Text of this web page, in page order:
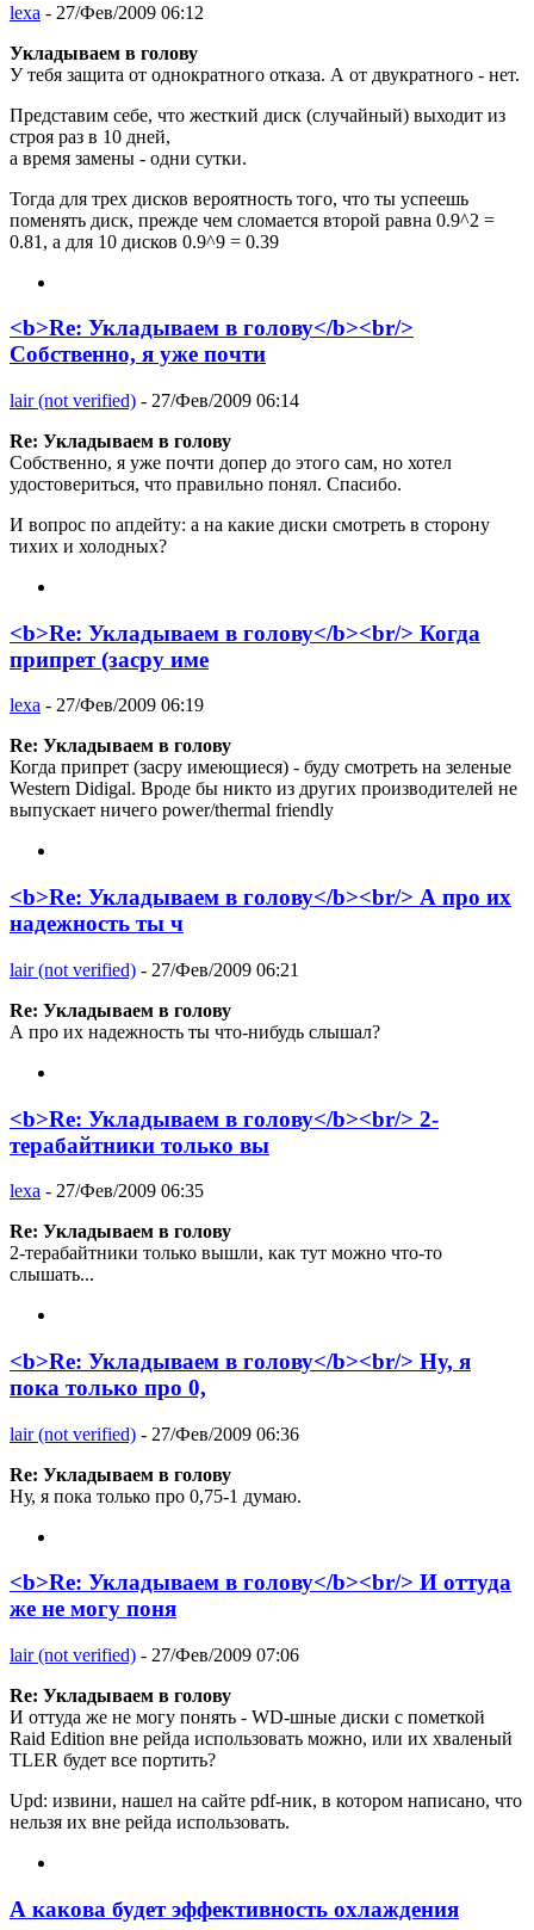
lexa - 27/Фев/2009 06:12
Укладываем в голову
У тебя защита от однократного отказа. А от двукратного - нет.
Представим себе, что жесткий диск (случайный) выходит из
строя раз в 10 дней,
а время замены - одни сутки.
Тогда для трех дисков вероятность того, что ты успеешь
поменять диск, прежде чем сломается второй равна 0.9^2 =
0.81, а для 10 дисков 0.9^9 = 0.39
<b>Re: Укладываем в голову</b><br/>
Собственно, я уже почти
lair (not verified) - 27/Фев/2009 06:14
Re: Укладываем в голову
Собственно, я уже почти допер до этого сам, но хотел
удостовериться, что правильно понял. Спасибо.
И вопрос по апдейту: а на какие диски смотреть в сторону
тихих и холодных?
<b>Re: Укладываем в голову</b><br/> Когда
припрет (засру име
lexa - 27/Фев/2009 06:19
Re: Укладываем в голову
Когда припрет (засру имеющиеся) - буду смотреть на зеленые
Western Didigal. Вроде бы никто из других производителей не
выпускает ничего power/thermal friendly
<b>Re: Укладываем в голову</b><br/> А про их
надежность ты ч
lair (not verified) - 27/Фев/2009 06:21
Re: Укладываем в голову
А про их надежность ты что-нибудь слышал?
<b>Re: Укладываем в голову</b><br/> 2-
терабайтники только вы
lexa - 27/Фев/2009 06:35
Re: Укладываем в голову
2-терабайтники только вышли, как тут можно что-то
слышать...
<b>Re: Укладываем в голову</b><br/> Ну, я
пока только про 0,
lair (not verified) - 27/Фев/2009 06:36
Re: Укладываем в голову
Ну, я пока только про 0,75-1 думаю.
<b>Re: Укладываем в голову</b><br/> И оттуда
же не могу поня
lair (not verified) - 27/Фев/2009 07:06
Re: Укладываем в голову
И оттуда же не могу понять - WD-шные диски с пометкой
Raid Edition вне рейда использовать можно, или их хваленый
TLER будет все портить?
Upd: извини, нашел на сайте pdf-ник, в котором написано, что
нельзя их вне рейда использовать.
А какова будет эффективность охлаждения